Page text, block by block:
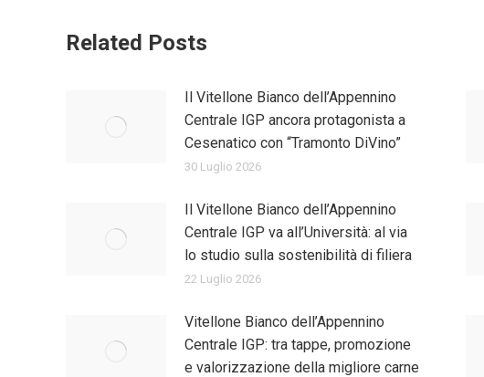
Related Posts
Il Vitellone Bianco dell’Appennino
Centrale IGP ancora protagonista a
Cesenatico con “Tramonto DiVino”
30 Luglio 2026
Il Vitellone Bianco dell’Appennino
Centrale IGP va all’Università: al via
lo studio sulla sostenibilità di filiera
22 Luglio 2026
Vitellone Bianco dell’Appennino
Centrale IGP: tra tappe, promozione
e valorizzazione della migliore carne